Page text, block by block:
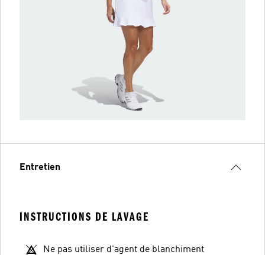
Entretien
INSTRUCTIONS DE LAVAGE
Ne pas utiliser d'agent de blanchiment